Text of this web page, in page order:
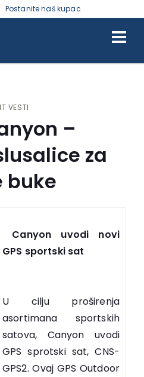
Postanite naš kupac
BUKE
IT VESTI
–
za
buke
Canyon uvodi novi
GPS sportski sat
U cilju proširenja
asortimana sportskih
satova, Canyon uvodi
GPS sprotski sat, CNS-
GPS2. Ovaj GPS Outdoor